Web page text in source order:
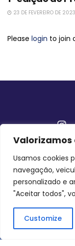
Usamos cookies
navegação,
personalizado e
"Aceitar todos",
Customize
23 DE FEVEREIRO DE 2023
Please login to join
QUEM